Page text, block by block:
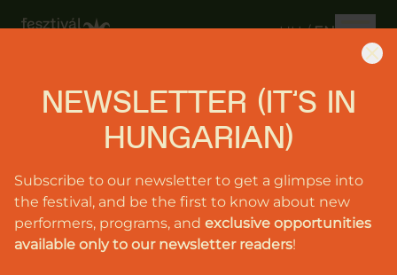
NEWSLETTER (IT'S IN
HUNGARIAN)
Subscribe to our newsletter to get a glimpse into
the festival, and be the first to know about new
performers, programs, and exclusive opportunities
available only to our newsletter readers!
HU/EN
June
Music
Programs